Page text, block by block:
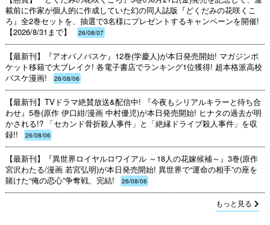
載前に作家が個人的に作成していた幻の同人誌版『どくだみの花咲くこ
ろ』全2巻セットを、抽選で3名様にプレゼントするキャンペーンを開催!
【2026/8/31まで】
26/08/07
【最新刊】『アオバノバスケ』12巻(学慶人)が本日発売開始! マガジンポ
ケット移籍で大ブレイク! 各電子書店でランキング1位獲得! 超本格派高校
バスケ漫画!
26/08/06
【最新刊】TVドラマ絶賛放送&配信中! 『今夜もシリアルキラーと待ち合
わせ』5巻(原作 伊口紺/漫画 中村優児)が本日発売開始! ヒナタの過去が明
かされる!? 「セカンド骨折殺人事件」と「絶縁ドライブ殺人事件」を収
録!!
26/08/06
【最新刊】『異世界ロイヤルロワイアル ～18人の花嫁候補～』3巻(原作
宮沢わたる/漫画 若宮弘明)が本日発売開始! 異世界で“運命の相手”の座を
賭けた“俺の恋心”争奪戦、完結!
26/08/06
もっと見る